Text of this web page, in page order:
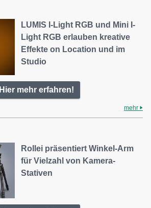
LUMIS I-Light RGB und Mini I-
Light RGB erlauben kreative
Effekte on Location und im
Studio
Hier mehr erfahren!
mehr
Rollei präsentiert Winkel-Arm
für Vielzahl von Kamera-
Stativen